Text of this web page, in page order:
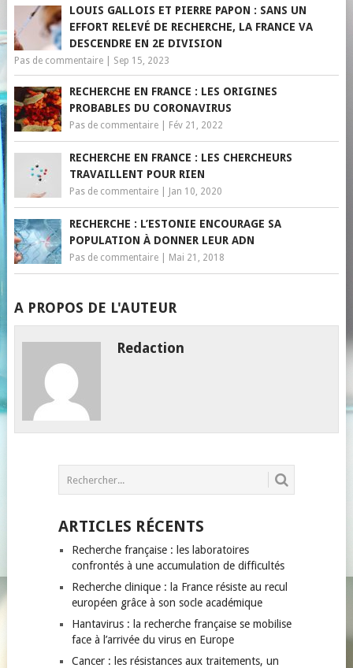
LOUIS GALLOIS ET PIERRE PAPON : SANS UN
EFFORT RELEVÉ DE RECHERCHE, LA FRANCE VA
DESCENDRE EN 2E DIVISION
Pas de commentaire| Sep 15, 2023
RECHERCHE EN FRANCE : LES ORIGINES
PROBABLES DU CORONAVIRUS
Pas de commentaire| Fév 21, 2022
RECHERCHE EN FRANCE : LES CHERCHEURS
TRAVAILLENT POUR RIEN
Pas de commentaire| Jan 10, 2020
RECHERCHE : L’ESTONIE ENCOURAGE SA
POPULATION À DONNER LEUR ADN
Pas de commentaire| Mai 21, 2018
A PROPOS DE L'AUTEUR
Redaction
ARTICLES RÉCENTS
Recherche française : les laboratoires
confrontés à une accumulation de difficultés
Recherche clinique : la France résiste au recul
européen grâce à son socle académique
Hantavirus : la recherche française se mobilise
face à l’arrivée du virus en Europe
Cancer : les résistances aux traitements, un